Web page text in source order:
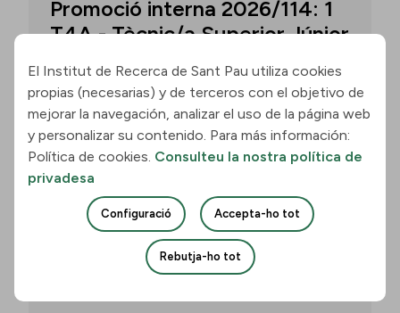
Promoció interna 2026/114: 1
T4A - Tècnic/a Superior Júnior
Convocatòria per a un/a T4A - Tècnic/a
Superior Júnior al grup Neurobiologia de
les Demències - Multilingual Aphasia &
Dementia Research Lab. Termini: 11
d’agost de 2026, 15.00 h.
Uneix-te
El Institut de Recerca de Sant Pau utiliza cookies
propias (necesarias) y de terceros con el objetivo de
mejorar la navegación, analizar el uso de la página web
y personalizar su contenido. Para más información:
Política de cookies. Consulteu la nostra política de
privadesa
Configuració Accepta-ho tot
Rebutja-ho tot